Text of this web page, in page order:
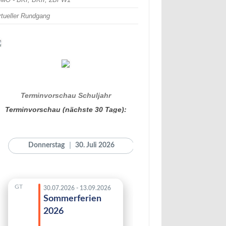
Rundgang
Terminvorschau Schuljahr
Terminvorschau (nächste 30 Tage):